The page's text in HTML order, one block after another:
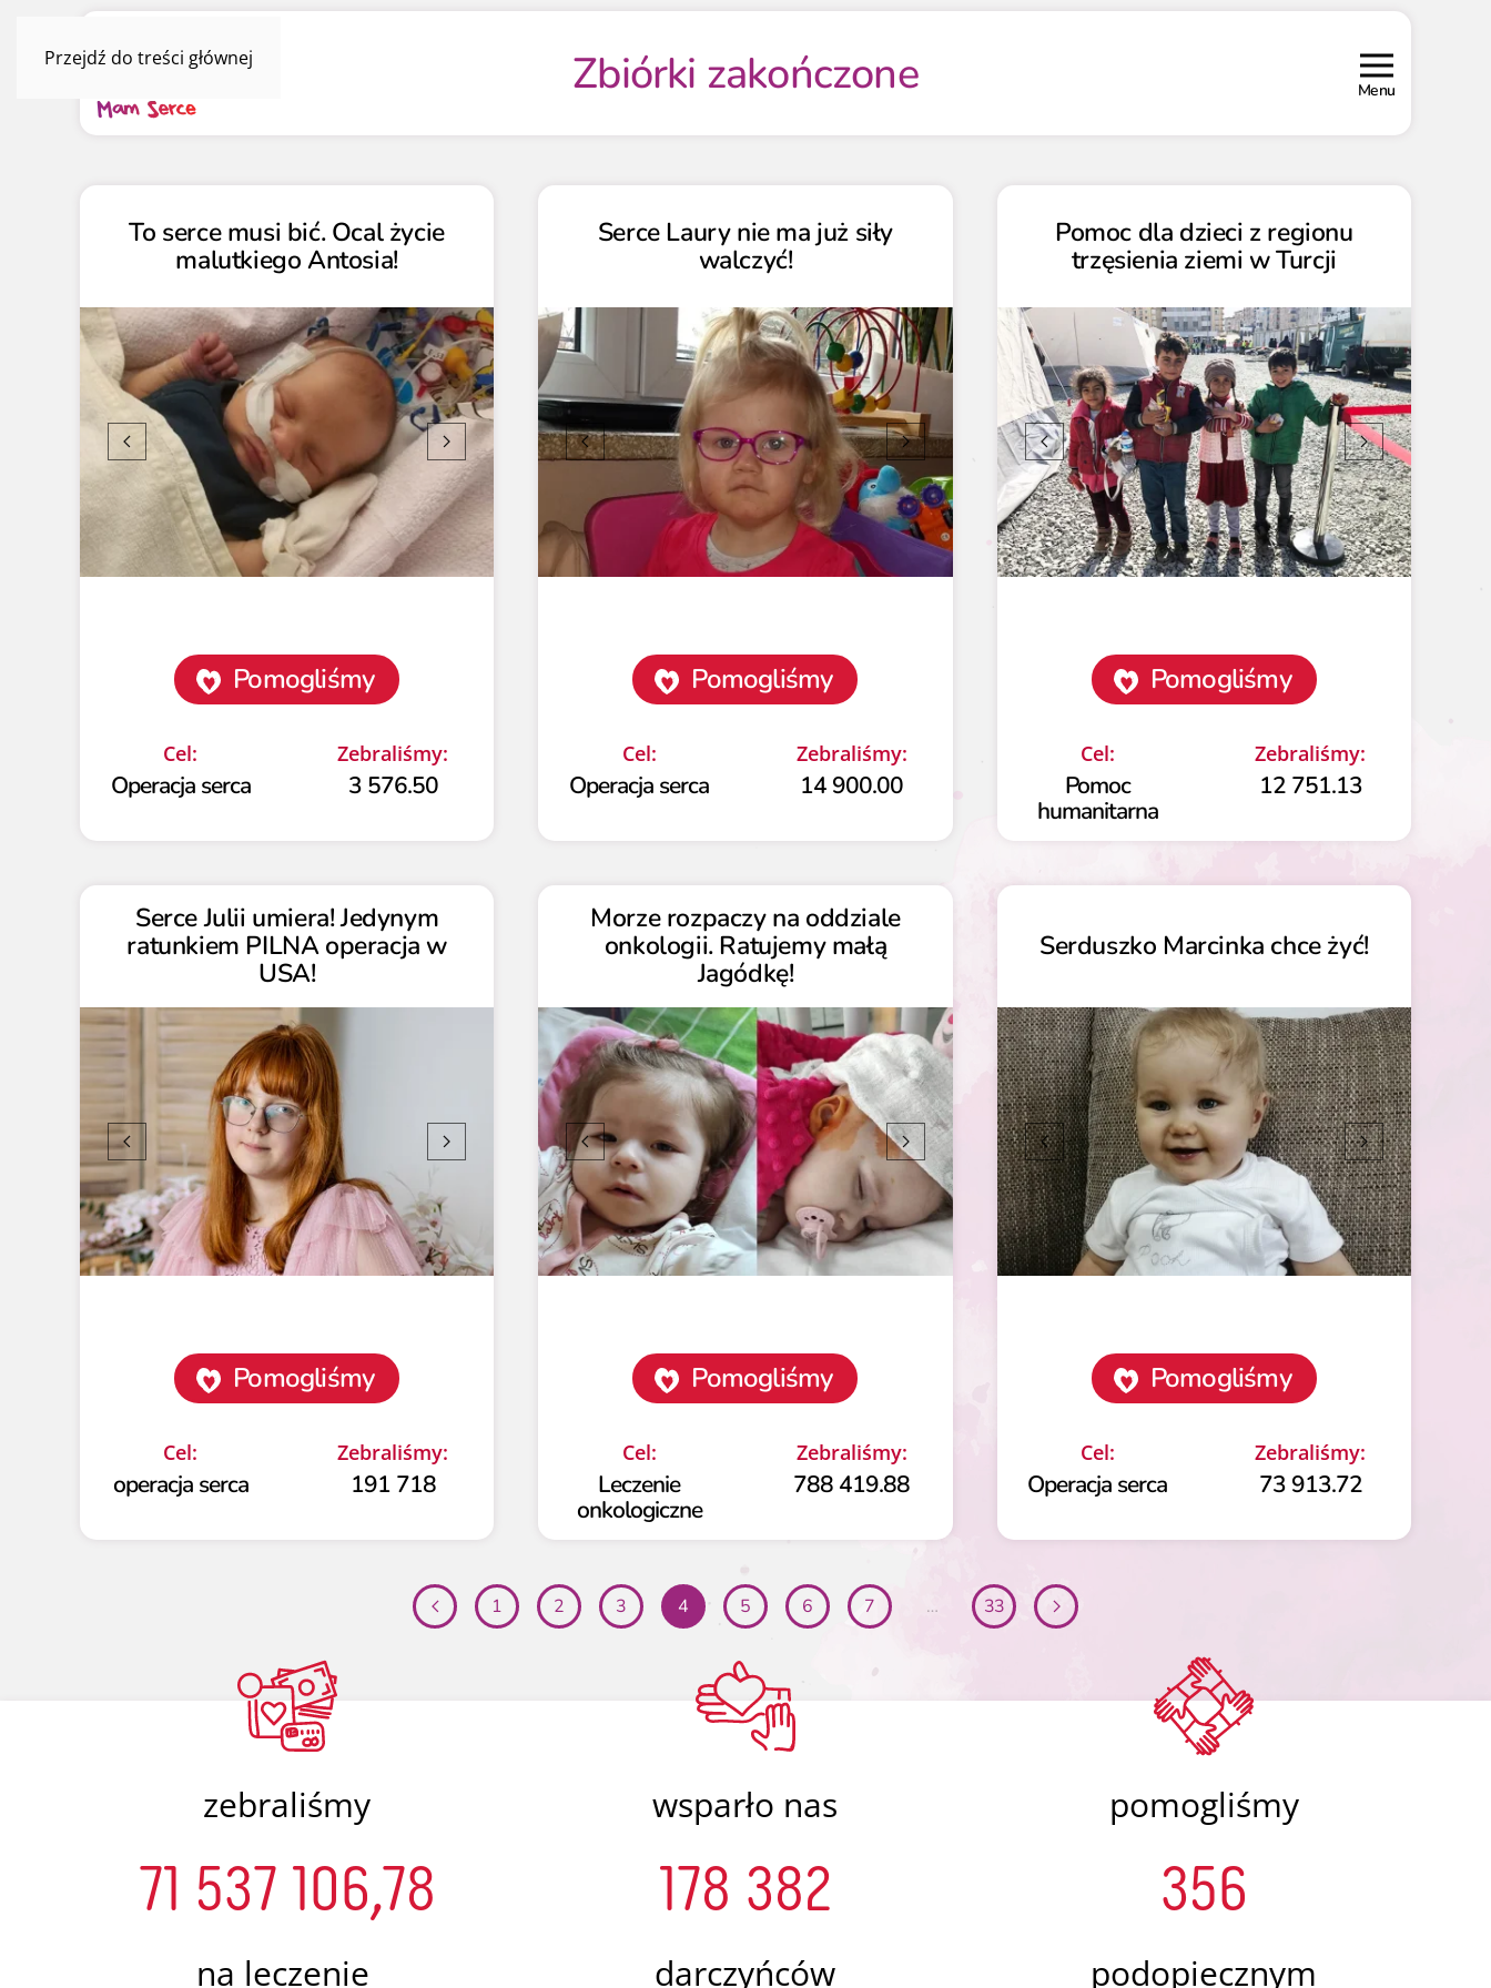
Przejdź do treści głównej Zbiórki zakończone Menu
To serce musi bić. Ocal życie
malutkiego Antosia!
Pomogliśmy
Cel:
Operacja serca
Zebraliśmy:
3 576.50
Serce Laury nie ma już siły
walczyć!
Pomogliśmy
Cel:
Operacja serca
Zebraliśmy:
14 900.00
Pomoc dla dzieci z regionu
trzęsienia ziemi w Turcji
Pomogliśmy
Cel:
Pomoc
humanitarna
Zebraliśmy:
12 751.13
Serce Julii umiera! Jedynym
ratunkiem PILNA operacja w
USA!
Pomogliśmy
Cel:
operacja serca
Zebraliśmy:
191 718
Morze rozpaczy na oddziale
onkologii. Ratujemy małą
Jagódkę!
Pomogliśmy
Cel:
Leczenie
onkologiczne
Zebraliśmy:
788 419.88
Serduszko Marcinka chce żyć!
Pomogliśmy
Cel:
Operacja serca
Zebraliśmy:
73 913.72
1 2 3 4 5 6 7 … 33
zebraliśmy
71 537 106,78
na leczenie
wsparło nas
178 382
darczyńców
pomogliśmy
356
podopiecznym